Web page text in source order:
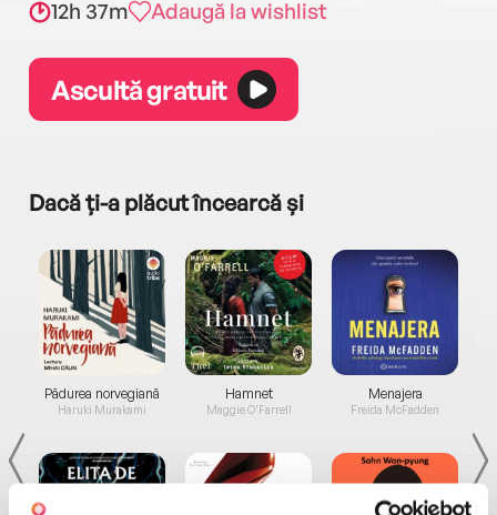
12h 37m Adaugă la wishlist
Ascultă gratuit
Dacă ți-a plăcut încearcă și
Pădurea norvegiană
Haruki Murakami
Hamnet
Maggie O'Farrell
Menajera
Freida McFadden